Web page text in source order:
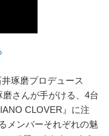
琢磨プロデュース
磨さんが手がける、4台
CLOVER』に注
メンバーそれぞれの魅